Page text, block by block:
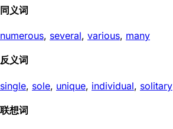
同义词
numerous, several, various, many
反义词
single, sole, unique, individual, solitary
联想词